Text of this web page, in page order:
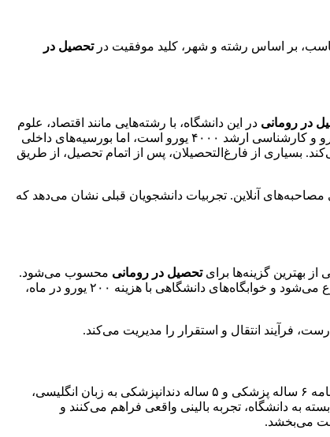
تحصیل در
در رومانی در این دانشگاه، با رشته‌هایی مانند اقتصاد، علوم
سیاسی، روزنامه‌نگاری و IT، فرصتی برای تعامل با نخبگان اروپایی و شرکت در کنفرانس‌های بین‌المللی است. شهریه کارشناسی حدود ۳۰۰۰ یورو و کارشناسی ارشد ۴۰۰۰ یورو است، اما بورسیه‌های داخلی
بسیاری از فارغ‌التحصیلان، پس از اتمام تحصیل، از طریق
آنلاین. تجربیات دانشجویان قبلی نشان می‌دهد که
تحصیل در رومانی محسوب می‌شود.
برنامه‌های انگلیسی‌زبان در مهندسی نرم‌افزار، رباتیک و بیوتکنولوژی، سالانه هزاران دانشجوی بین‌المللی جذب می‌کند. شهریه از ۲۵۰۰ یورو شروع می‌شود و خوابگاه‌های دانشگاهی با هزینه ۲۰۰ یورو در ماه،
فرآیند انتقال و استقرار را مدیریت می‌کند.
در دانشگاه پزشکی و داروسازی کارول داویلا در بخارست، رویایی است. این دانشگاه، با برنامه ۶ ساله پزشکی و ۵ ساله دندانپزشکی به زبان انگلیسی،
تخصصی تا ۵۰ درصد تخفیف می‌دهند. بیمارستان‌های وابسته به دانشگاه، تجربه بالینی واقعی فراهم می‌کنند و
می‌بخشد.